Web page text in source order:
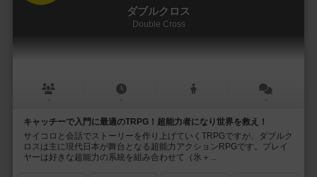
ダブルクロス
Double Cross
－ － －
キャッチーで入門に最適のTRPG！超能力者になり世界を救え！
サイコロと会話でストーリーを作り上げていくTRPGですが、ダブルク
ロスは主に現代日本が舞台となる超能力アクションRPGです。プレイ
ヤーは好きな超能力の系統を組み合わせて（氷＋...